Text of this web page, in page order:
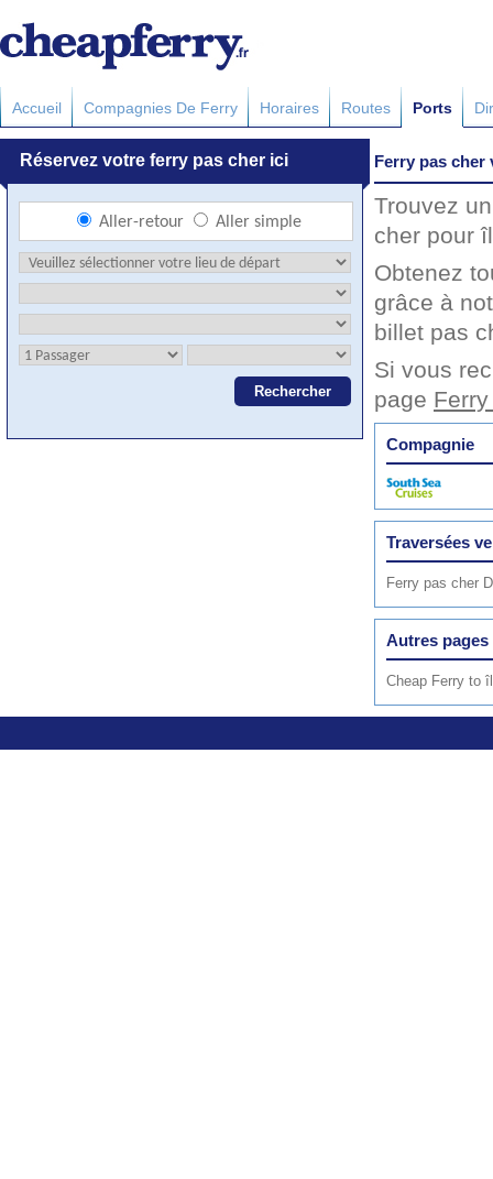
Accueil Compagnies De Ferry Horaires Routes Ports
Ferry pas cher
Trouvez
cher pour
Obtenez
grâce à
billet pas
Si vous
page
Compagnie
Traversées
Ferry pas cher
Autres pages
Cheap Ferry to